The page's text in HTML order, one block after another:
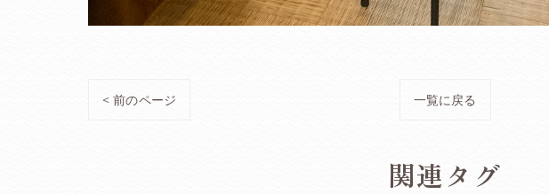
< 前のページ 一覧に戻る
関連タグ